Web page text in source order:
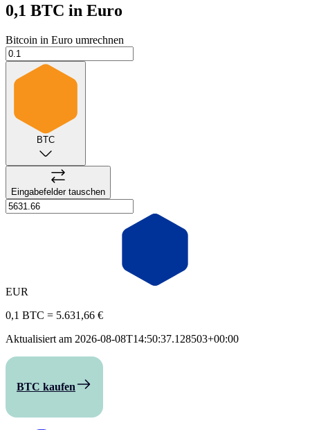
0,1 BTC in Euro
Bitcoin in Euro umrechnen
BTC
Eingabefelder tauschen
EUR
0,1 BTC = 5.631,66 €
Aktualisiert am 2026-08-08T14:50:37.128503+00:00
BTC kaufen